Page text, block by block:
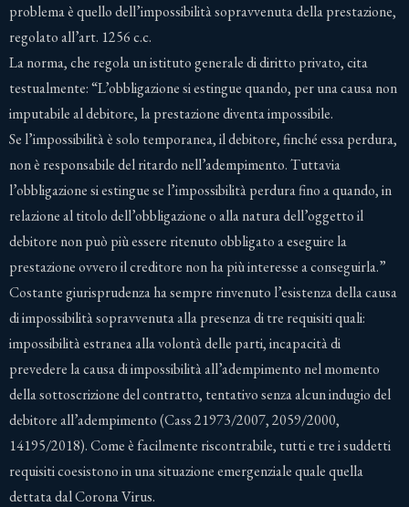
problema è quello dell’impossibilità sopravvenuta della prestazione,
regolato all’art. 1256 c.c.
La norma, che regola un istituto generale di diritto privato, cita
testualmente: “L’obbligazione si estingue quando, per una causa non
imputabile al debitore, la prestazione diventa impossibile.
Se l’impossibilità è solo temporanea, il debitore, finché essa perdura,
non è responsabile del ritardo nell’adempimento. Tuttavia
l’obbligazione si estingue se l’impossibilità perdura fino a quando, in
relazione al titolo dell’obbligazione o alla natura dell’oggetto il
debitore non può più essere ritenuto obbligato a eseguire la
prestazione ovvero il creditore non ha più interesse a conseguirla.”
Costante giurisprudenza ha sempre rinvenuto l’esistenza della causa
di impossibilità sopravvenuta alla presenza di tre requisiti quali:
impossibilità estranea alla volontà delle parti, incapacità di
prevedere la causa di impossibilità all’adempimento nel momento
della sottoscrizione del contratto, tentativo senza alcun indugio del
debitore all’adempimento (Cass 21973/2007, 2059/2000,
14195/2018). Come è facilmente riscontrabile, tutti e tre i suddetti
requisiti coesistono in una situazione emergenziale quale quella
dettata dal Corona Virus.